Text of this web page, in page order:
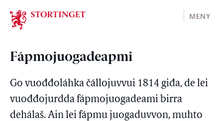
Stortinget.no
MENY
Fápmojuogadeapmi
Go vuođđoláhka čállojuvvui 1814 giđa, de lei
vuođđojurdda fápmojuogadeami birra
dehálaš. Ain lei fápmu juogaduvvon, muhto